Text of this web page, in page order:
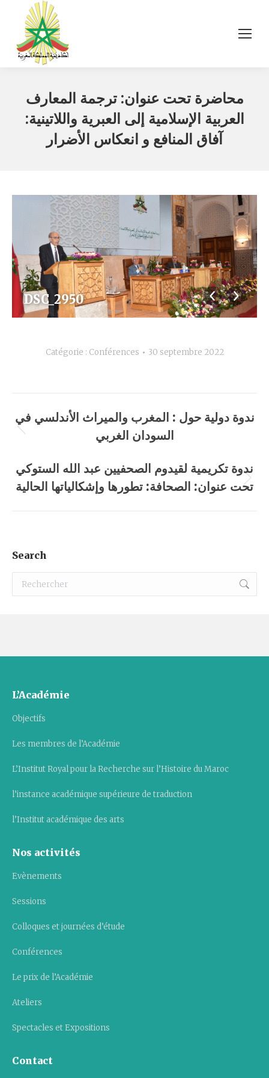
محاضرة تحت عنوان: ترجمة المعارف
العربية الإسلامية إلى العبرية واللاتينية:
آفاق المنافع و انعكاس الأضرار
DSC_2950
Catégorie : Conférences 30 septembre 2022
Navigation
album
Album
:
ندوة دولية حول : المغرب والميراث الأندلسي في
السودان الغربي
Album
ندوة تكريمية لقيدوم الصحفيين عبد الله الستوكي
تحت عنوان: الصحافة: تطورها وإشكالياتها الحالية
Search
Recherche
L’Académie
Objectifs
Les membres de l’Académie
L’Institut Royal pour la Recherche sur l’Histoire du Maroc
l’instance académique supérieure de traduction
l’Institut académique des arts
Nos activités
Evènements
Sessions
Colloques et journées d’étude
Conférences
Le prix de l’Académie
Ateliers
Spectacles et Expositions
Contact